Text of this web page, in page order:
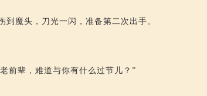
魔头，刀光一闪，准备第二次出手。
前辈，难道与你有什么过节儿？”